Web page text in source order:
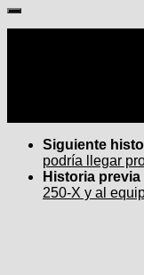
Siguiente
podría llegar
Historia previa
250-X y al